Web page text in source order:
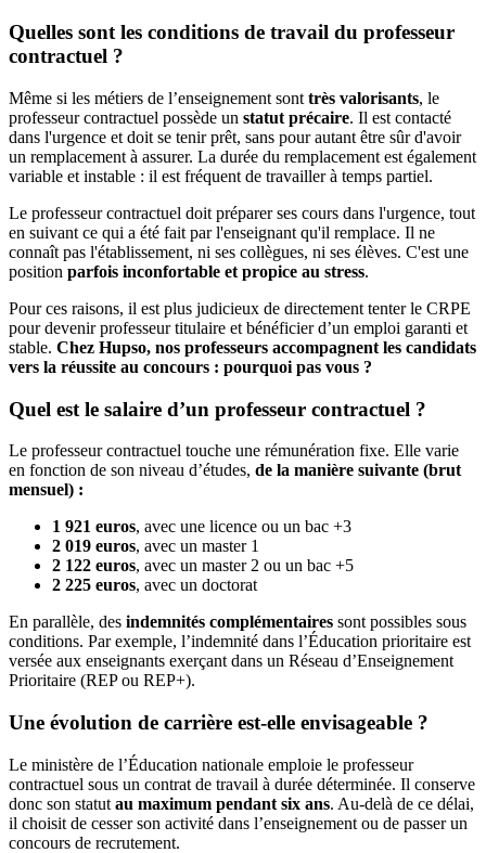
Quelles sont les conditions de travail du professeur
contractuel ?
Même si les métiers de l’enseignement sont très valorisants, le
professeur contractuel possède un statut précaire. Il est contacté
dans l'urgence et doit se tenir prêt, sans pour autant être sûr d'avoir
un remplacement à assurer. La durée du remplacement est également
variable et instable : il est fréquent de travailler à temps partiel.
Le professeur contractuel doit préparer ses cours dans l'urgence, tout
en suivant ce qui a été fait par l'enseignant qu'il remplace. Il ne
connaît pas l'établissement, ni ses collègues, ni ses élèves. C'est une
position parfois inconfortable et propice au stress.
Pour ces raisons, il est plus judicieux de directement tenter le CRPE
pour devenir professeur titulaire et bénéficier d’un emploi garanti et
stable. Chez Hupso, nos professeurs accompagnent les candidats
vers la réussite au concours : pourquoi pas vous ?
Quel est le salaire d’un professeur contractuel ?
Le professeur contractuel touche une rémunération fixe. Elle varie
en fonction de son niveau d’études, de la manière suivante (brut
mensuel) :
1 921 euros, avec une licence ou un bac +3
2 019 euros, avec un master 1
2 122 euros, avec un master 2 ou un bac +5
2 225 euros, avec un doctorat
En parallèle, des indemnités complémentaires sont possibles sous
conditions. Par exemple, l’indemnité dans l’Éducation prioritaire est
versée aux enseignants exerçant dans un Réseau d’Enseignement
Prioritaire (REP ou REP+).
Une évolution de carrière est-elle envisageable ?
Le ministère de l’Éducation nationale emploie le professeur
contractuel sous un contrat de travail à durée déterminée. Il conserve
donc son statut au maximum pendant six ans. Au-delà de ce délai,
il choisit de cesser son activité dans l’enseignement ou de passer un
concours de recrutement.